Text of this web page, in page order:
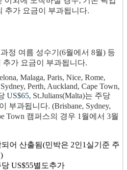
추가 요금이 부과됩니다.
정 여름 성수기(6월에서 8월) 등
추가 요금이 부과됩니다.
Malaga, Paris, Nice, Rome,
Perth, Auckland, Cape Town,
US$65, St.Julians(Malta)는 주당
부과됩니다. (Brisbane, Sydney,
Town 캠퍼스의 경우 1월에서 3월
어 산출됨(민박은 2인1실기준 주
US$55별도추가